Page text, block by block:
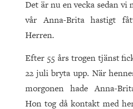
Det är nu en vecka sedan vi
vår Anna-Brita hastigt
Herren.
Efter 55 års trogen tjänst
22 juli bryta upp. När
morgonen hade Anna-
Hon tog då kontakt med